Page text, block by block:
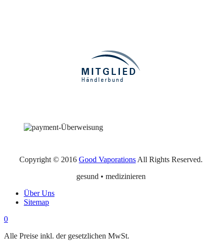
Copyright © 2016 Good Vaporations All Rights Reserved.
gesund • medizinieren
Über Uns
Sitemap
0
Alle Preise inkl. der gesetzlichen MwSt.